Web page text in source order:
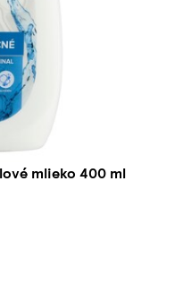
mlieko 400 ml